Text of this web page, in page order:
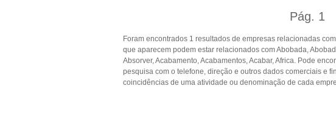
Pág. 1
Foram encontrados 1 resultados de empresas relacionadas
que aparecem podem estar relacionados com Abobada,
Absorver, Acabamento, Acabamentos, Acabar, Africa. Pode
pesquisa com o telefone, direção e outros dados comerciais e
coincidências de uma atividade ou denominação de cada